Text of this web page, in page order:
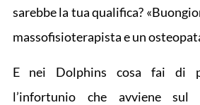
sarebbe la tua qualifica?
massofisioterapista e un
E nei Dolphins cosa fai di
l’infortunio che avviene sul